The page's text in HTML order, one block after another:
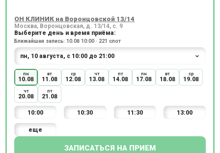
ОН КЛИНИК на Воронцовской 13/14
Москва, Воронцовская, д. 13/14, с. 9
Выберите день и время приёма:
Ближайшая запись: 10.08 10:00 · 221 слот
пн
10.08
вт
11.08
ср
12.08
чт
13.08
пт
14.08
пн
17.08
вт
18.08
ср
19.08
чт
20.08
пт
21.08
10:00 10:30 11:30 13:00
еще
ЗАПИСАТЬСЯ НА ПРИЕМ